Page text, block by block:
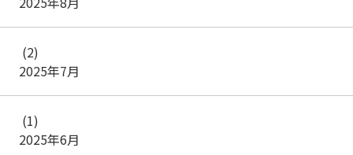
2025年7月
(2)
2025年6月
(1)